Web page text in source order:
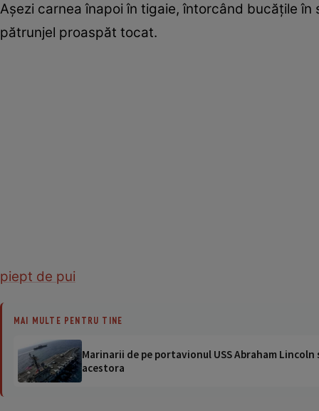
Așezi carnea înapoi în tigaie, întorcând bucățile
pătrunjel proaspăt tocat.
piept de pui
MAI MULTE PENTRU TINE
Marinarii de pe portavionul USS Abraham
acestora